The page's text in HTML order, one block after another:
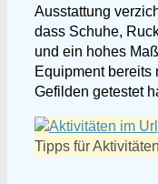
Ausstattung
dass Schuhe,
und ein hohes
Equipment bereits
Gefilden getestet
Tipps für